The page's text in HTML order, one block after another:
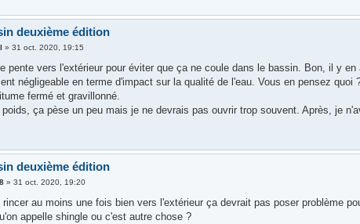
deuxième édition
»31 oct. 2020, 19:15
pente vers l'extérieur pour éviter que ça ne coule dans le bassin. Bon, il y
négligeable en terme d'impact sur la qualité de l'eau. Vous en pensez quoi
fermé et gravillonné.
ça pèse un peu mais je ne devrais pas ouvrir trop souvent. Après, je
deuxième édition
»31 oct. 2020, 19:20
au moins une fois bien vers l'extérieur ça devrait pas poser problème
appelle shingle ou c'est autre chose ?